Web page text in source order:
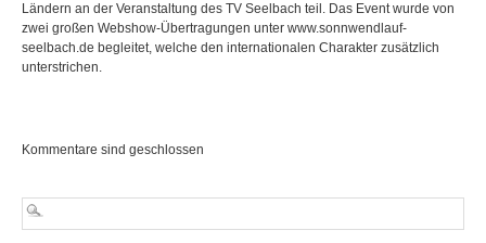
Ländern an der Veranstaltung des TV Seelbach teil. Das Event wurde von
zwei großen Webshow-Übertragungen unter www.sonnwendlauf-
seelbach.de begleitet, welche den internationalen Charakter zusätzlich
unterstrichen.
Kommentare sind geschlossen